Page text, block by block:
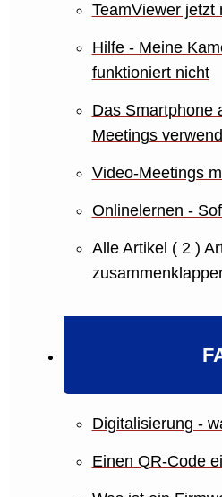
TeamViewer jetzt
Hilfe - Meine
funktioniert nicht
Das Smartphone
Meetings
Video-Meetings
Onlinelernen -
Alle Artikel ( 2 )
Digitalisierung -
Einen QR-Code